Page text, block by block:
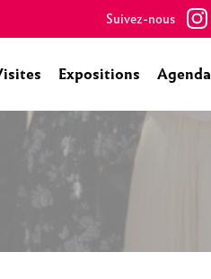
Suivez-nous
Expositions Agenda